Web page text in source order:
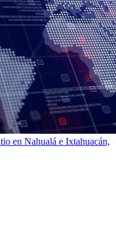
en Nahualá e Ixtahuacán,